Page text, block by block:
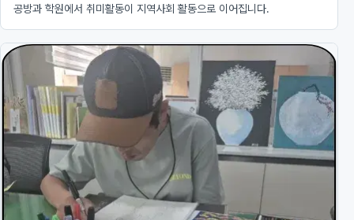
공방과 학원에서 취미활동이 지역사회 활동으로 이어집니다.